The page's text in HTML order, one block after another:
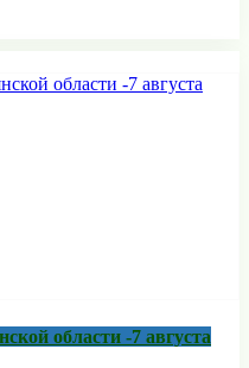
области -7 августа